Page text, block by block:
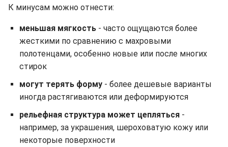
К минусам можно отнести:
меньшая мягкость - часто ощущаются более
жесткими по сравнению с махровыми
полотенцами, особенно новые или после многих
стирок
могут терять форму - более дешевые варианты
иногда растягиваются или деформируются
рельефная структура может цепляться -
например, за украшения, шероховатую кожу или
некоторые поверхности